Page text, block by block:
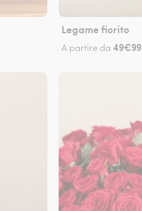
Legame fiorito
A partire da 49€99